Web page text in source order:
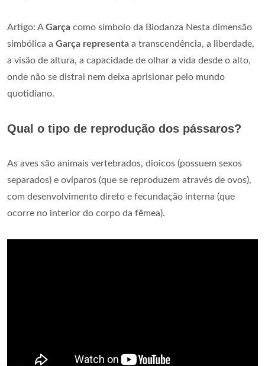
Artigo: AGarça como símbolo da Biodanza Nesta dimensão
simbólica a Garça representa a transcendência, a liberdade,
a visão de altura, a capacidade de olhar a vida desde o alto,
onde não se distrai nem deixa aprisionar pelo mundo
quotidiano.
Qual o tipo de reprodução dos pássaros?
As aves são animais vertebrados, dioicos (possuem sexos
separados) e ovíparos (que se reproduzem através de ovos),
com desenvolvimento direto e fecundação interna (que
ocorre no interior do corpo da fêmea).